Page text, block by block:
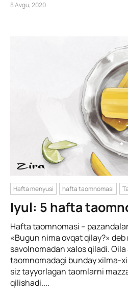
8 Avgu, 2020
Hafta menyusi hafta taomnomasi
Iyul: 5 hafta
Hafta taomnomasi –
«Bugun nima ovqat qilay?»
savolnomadan xalos qiladi. Oila
taomnomadagi bunday xilma-
siz tayyorlagan taomlarni
qilishadi....